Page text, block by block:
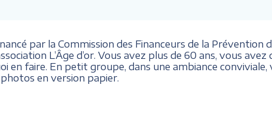
par la Commission des Financeurs de la Prévention
L’Âge d’or. Vous avez plus de 60 ans, vous
en faire. En petit groupe, dans une ambiance conviviale,
en version papier.